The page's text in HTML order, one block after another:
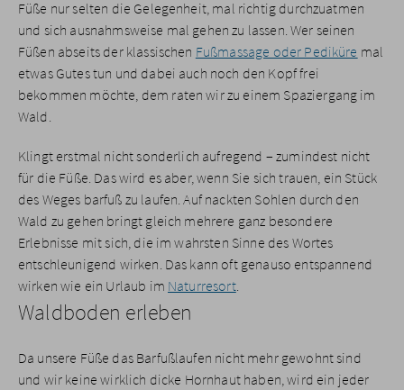
Füße nur selten die Gelegenheit, mal richtig durchzuatmen
und sich ausnahmsweise mal gehen zu lassen. Wer seinen
Füßen abseits der klassischen Fußmassage oder Pediküre mal
etwas Gutes tun und dabei auch noch den Kopf frei
bekommen möchte, dem raten wir zu einem Spaziergang im
Wald.
Klingt erstmal nicht sonderlich aufregend – zumindest nicht
für die Füße. Das wird es aber, wenn Sie sich trauen, ein Stück
des Weges barfuß zu laufen. Auf nackten Sohlen durch den
Wald zu gehen bringt gleich mehrere ganz besondere
Erlebnisse mit sich, die im wahrsten Sinne des Wortes
entschleunigend wirken. Das kann oft genauso entspannend
wirken wie ein Urlaub im Naturresort.
Waldboden erleben
Da unsere Füße das Barfußlaufen nicht mehr gewohnt sind
und wir keine wirklich dicke Hornhaut haben, wird ein jeder